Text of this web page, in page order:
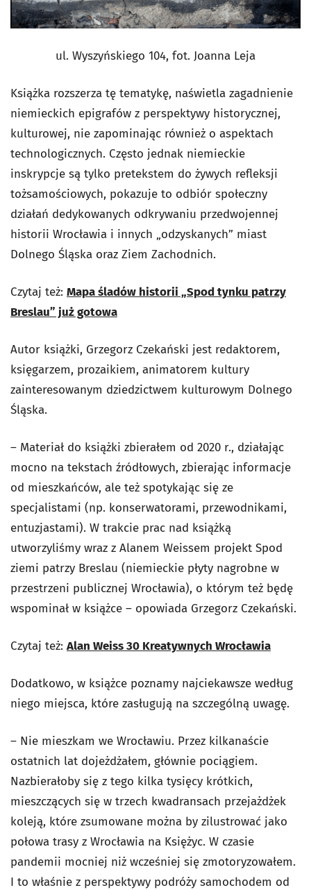
ul. Wyszyńskiego 104, fot. Joanna Leja
Książka rozszerza tę tematykę, naświetla zagadnienie
niemieckich epigrafów z perspektywy historycznej,
kulturowej, nie zapominając również o aspektach
technologicznych. Często jednak niemieckie
inskrypcje są tylko pretekstem do żywych refleksji
tożsamościowych, pokazuje to odbiór społeczny
działań dedykowanych odkrywaniu przedwojennej
historii Wrocławia i innych „odzyskanych” miast
Dolnego Śląska oraz Ziem Zachodnich.
Czytaj też: Mapa śladów historii „Spod tynku patrzy
Breslau” już gotowa
Autor książki, Grzegorz Czekański jest redaktorem,
księgarzem, prozaikiem, animatorem kultury
zainteresowanym dziedzictwem kulturowym Dolnego
Śląska.
– Materiał do książki zbierałem od 2020 r., działając
mocno na tekstach źródłowych, zbierając informacje
od mieszkańców, ale też spotykając się ze
specjalistami (np. konserwatorami, przewodnikami,
entuzjastami). W trakcie prac nad książką
utworzyliśmy wraz z Alanem Weissem projekt Spod
ziemi patrzy Breslau (niemieckie płyty nagrobne w
przestrzeni publicznej Wrocławia), o którym też będę
wspominał w książce – opowiada Grzegorz Czekański.
Czytaj też: Alan Weiss 30 Kreatywnych Wrocławia
Dodatkowo, w książce poznamy najciekawsze według
niego miejsca, które zasługują na szczególną uwagę.
– Nie mieszkam we Wrocławiu. Przez kilkanaście
ostatnich lat dojeżdżałem, głównie pociągiem.
Nazbierałoby się z tego kilka tysięcy krótkich,
mieszczących się w trzech kwadransach przejażdżek
koleją, które zsumowane można by zilustrować jako
połowa trasy z Wrocławia na Księżyc. W czasie
pandemii mocniej niż wcześniej się zmotoryzowałem.
I to właśnie z perspektywy podróży samochodem od